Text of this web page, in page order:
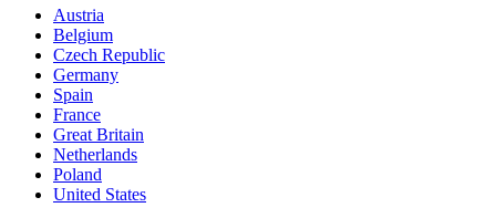
Austria
Belgium
Czech Republic
Germany
Spain
France
Great Britain
Netherlands
Poland
United States